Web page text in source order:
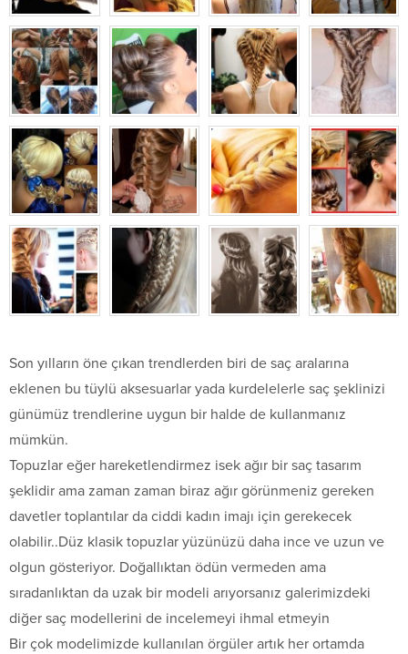
Son yılların öne çıkan trendlerden biri de saç aralarına
eklenen bu tüylü aksesuarlar yada kurdelelerle saç şeklinizi
günümüz trendlerine uygun bir halde de kullanmanız
mümkün.
Topuzlar eğer hareketlendirmez isek ağır bir saç tasarım
şeklidir ama zaman zaman biraz ağır görünmeniz gereken
davetler toplantılar da ciddi kadın imajı için gerekecek
olabilir..Düz klasik topuzlar yüzünüzü daha ince ve uzun ve
olgun gösteriyor. Doğallıktan ödün vermeden ama
sıradanlıktan da uzak bir modeli arıyorsanız galerimizdeki
diğer saç modellerini de incelemeyi ihmal etmeyin
Bir çok modelimizde kullanılan örgüler artık her ortamda